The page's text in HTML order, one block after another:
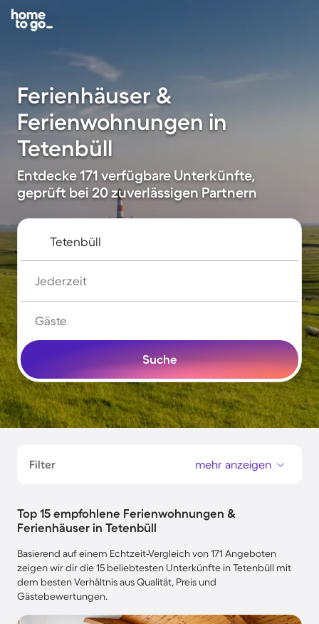
Ferienhäuser &
Ferienwohnungen in
Tetenbüll
Entdecke 171 verfügbare Unterkünfte,
geprüft bei 20 zuverlässigen Partnern
Jederzeit
Gäste
Suche
Filter mehr anzeigen
Top 15 empfohlene Ferienwohnungen &
Ferienhäuser in Tetenbüll
Basierend auf einem Echtzeit-Vergleich von 171 Angeboten
zeigen wir dir die 15 beliebtesten Unterkünfte in Tetenbüll mit
dem besten Verhältnis aus Qualität, Preis und
Gästebewertungen.